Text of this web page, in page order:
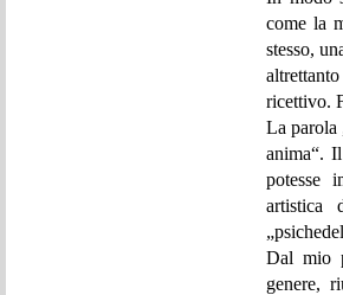
come la
stesso,
ricettivo.
La parola
anima“.
potesse
artistica
Dal mio
genere,